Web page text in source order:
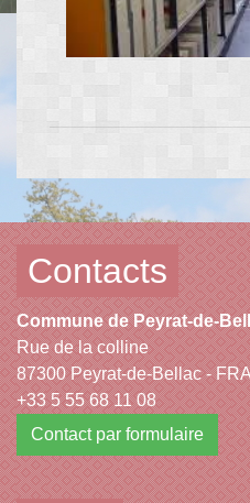
Contacts
Commune de Peyrat-de-
Rue de la colline
87300 Peyrat-de-Bellac -
+33 5 55 68 11 08
Contact par formulaire